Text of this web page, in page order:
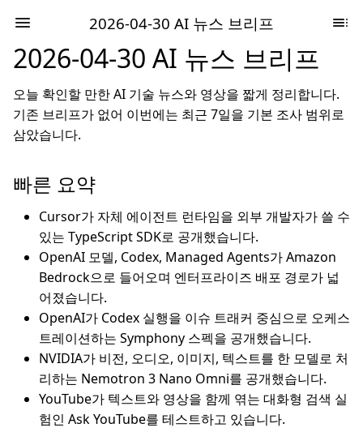
2026-04-30 AI 뉴스 브리프
2026-04-30 AI 뉴스 브리프
오늘 확인할 만한 AI 기술 뉴스와 영상을 짧게 정리합니다.
기존 브리프가 없어 이번에는 최근 7일을 기본 조사 범위로
삼았습니다.
빠른 요약
Cursor가 자체 에이전트 런타임을 외부 개발자가 쓸 수
있는 TypeScript SDK로 공개했습니다.
OpenAI 모델, Codex, Managed Agents가 Amazon
Bedrock으로 들어오며 엔터프라이즈 배포 경로가 넓
어졌습니다.
OpenAI가 Codex 실행을 이슈 트래커 중심으로 오케스
트레이션하는 Symphony 스펙을 공개했습니다.
NVIDIA가 비전, 오디오, 이미지, 텍스트를 한 모델로 처
리하는 Nemotron 3 Nano Omni를 공개했습니다.
YouTube가 텍스트와 영상을 함께 엮는 대화형 검색 실
험인 Ask YouTube를 테스트하고 있습니다.